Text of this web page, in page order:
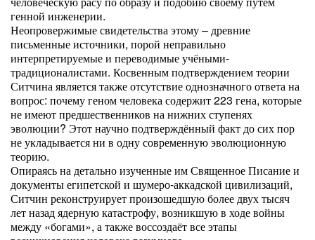
генной инженерии.
Неопровержимые свидетельства этому – древние
письменные источники, порой неправильно
интерпретируемые и переводимые учёными-
традиционалистами. Косвенным подтверждением теории
Ситчина является также отсутствие однозначного ответа на
вопрос: почему геном человека содержит 223 гена, которые
не имеют предшественников на нижних ступенях
эволюции? Этот научно подтверждённый факт до сих пор
не укладывается ни в одну современную эволюционную
теорию.
Опираясь на детально изученные им Священное Писание и
документы египетской и шумеро-аккадской цивилизаций,
Ситчин реконструирует произошедшую более двух тысяч
лет назад ядерную катастрофу, возникшую в ходе войны
между «богами», а также воссоздаёт все этапы